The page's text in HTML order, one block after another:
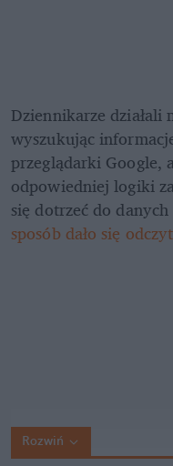
Dziennikarze działali
wyszukując
przeglądarki Google,
odpowiedniej logiki
się dotrzeć do
sposób dało się
Rozwiń